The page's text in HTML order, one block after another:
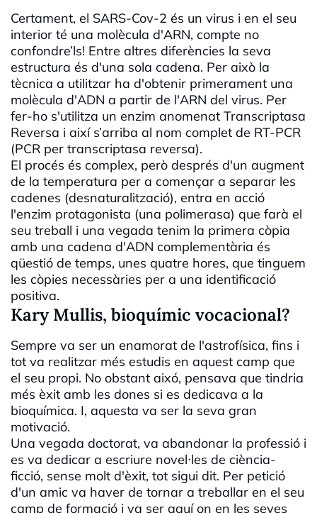
Certament, el SARS-Cov-2 és un virus i en el seu
interior té una molècula d'ARN, compte no
confondre’ls! Entre altres diferències la seva
estructura és d'una sola cadena. Per això la
tècnica a utilitzar ha d'obtenir primerament una
molècula d'ADN a partir de l'ARN del virus. Per
fer-ho s'utilitza un enzim anomenat Transcriptasa
Reversa i així s’arriba al nom complet de RT-PCR
(PCR per transcriptasa reversa).
El procés és complex, però després d'un augment
de la temperatura per a començar a separar les
cadenes (desnaturalització), entra en acció
l'enzim protagonista (una polimerasa) que farà el
seu treball i una vegada tenim la primera còpia
amb una cadena d'ADN complementària és
qüestió de temps, unes quatre hores, que tinguem
les còpies necessàries per a una identificació
positiva.
Kary Mullis, bioquímic vocacional?
Sempre va ser un enamorat de l'astrofísica, fins i
tot va realitzar més estudis en aquest camp que
el seu propi. No obstant aixó, pensava que tindria
més èxit amb les dones si es dedicava a la
bioquímica. I, aquesta va ser la seva gran
motivació.
Una vegada doctorat, va abandonar la professió i
es va dedicar a escriure novel·les de ciència-
ficció, sense molt d'èxit, tot sigui dit. Per petició
d'un amic va haver de tornar a treballar en el seu
camp de formació i va ser aquí on en les seves